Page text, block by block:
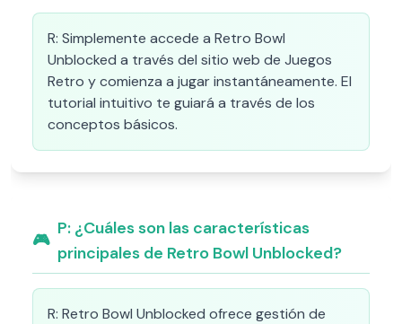
R: Simplemente accede a Retro Bowl
Unblocked a través del sitio web de Juegos
Retro y comienza a jugar instantáneamente. El
tutorial intuitivo te guiará a través de los
conceptos básicos.
🎮
P: ¿Cuáles son las características
principales de Retro Bowl Unblocked?
R: Retro Bowl Unblocked ofrece gestión de